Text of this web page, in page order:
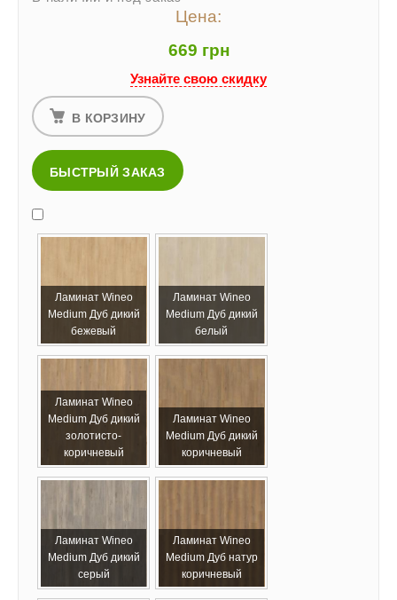
Цена:
669 грн
Узнайте свою скидку
В КОРЗИНУ
БЫСТРЫЙ ЗАКАЗ
Ламинат Wineo
Medium Дуб дикий
бежевый
Ламинат Wineo
Medium Дуб дикий
белый
Ламинат Wineo
Medium Дуб дикий
золотисто-
коричневый
Ламинат Wineo
Medium Дуб дикий
коричневый
Ламинат Wineo
Medium Дуб дикий
серый
Ламинат Wineo
Medium Дуб натур
коричневый